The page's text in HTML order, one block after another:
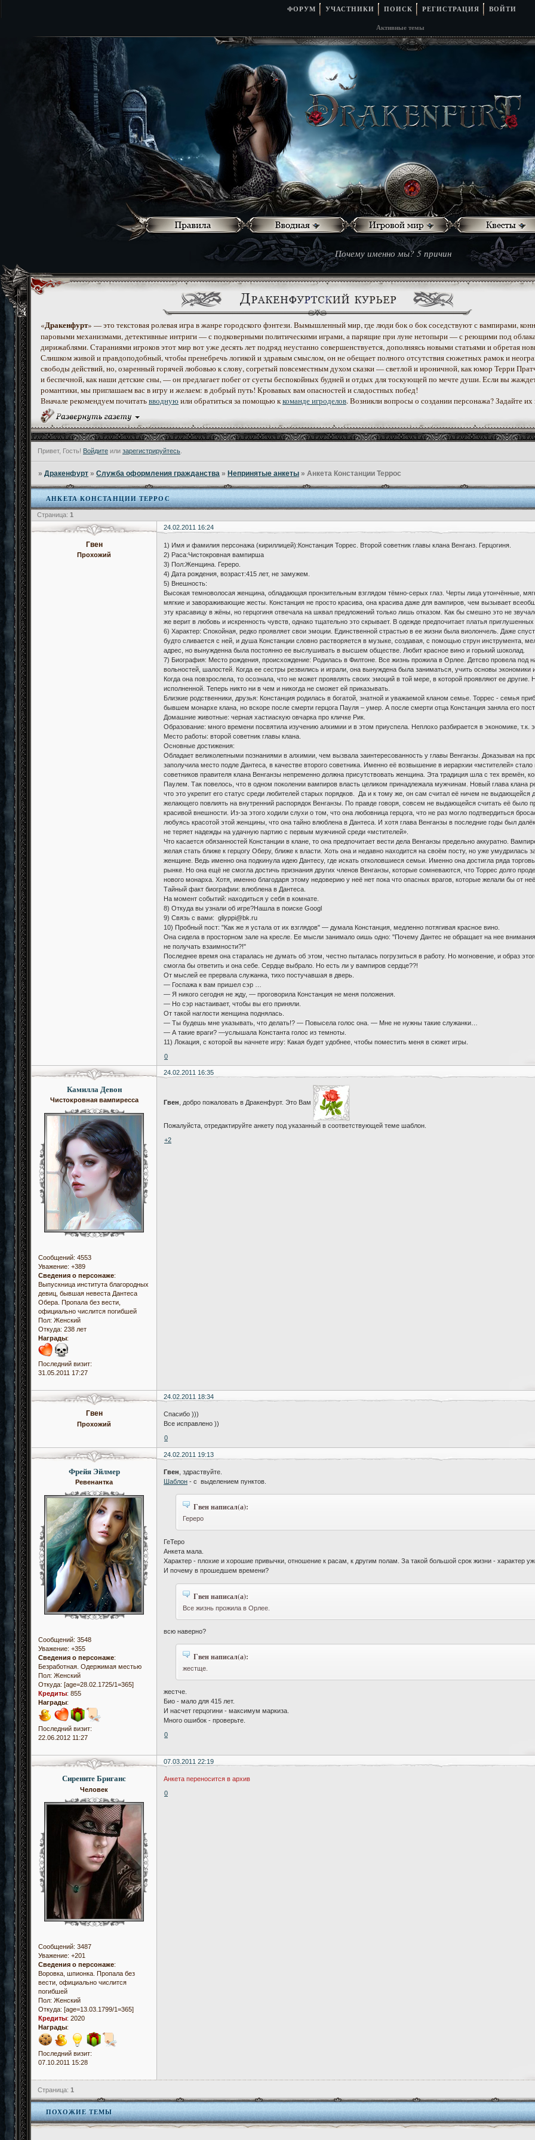
ФОРУМ УЧАСТНИКИ ПОИСК РЕГИСТРАЦИЯ
ВОЙТИ
Активные темы
Почему именно мы? 5 причин
«Дракенфурт» — это текстовая ролевая игра в жанре городского фэнтези. Вымышленный мир, где люди бок о бок соседствуют с вампирами,
паровыми механизмами, детективные интриги — с подковерными политическими играми, а парящие при луне нетопыри — с реющими под
дирижаблями. Стараниями игроков этот мир вот уже десять лет подряд неустанно совершенствуется, дополняясь новыми статьями и обретая
Слишком живой и правдоподобный, чтобы пренебречь логикой и здравым смыслом, он не обещает полного отсутствия сюжетных рамок и
свободы действий, но, озаренный горячей любовью к слову, согретый повсеместным духом сказки — светлой и ироничной, как юмор Терри
и беспечной, как наши детские сны, — он предлагает побег от суеты беспокойных будней и отдых для тоскующей по мечте души. Если вы
романтики, мы приглашаем вас в игру и желаем: в добрый путь! Кровавых вам опасностей и сладостных побед!
Вначале рекомендуем почитатьвводнуюили обратиться за помощью ккоманде игроделов. Возникли вопросы о создании персонажа? Задайте
Привет, Гость! Войдите или зарегистрируйтесь
»Дракенфурт »Служба оформления гражданства » Непринятые анкеты »Анкета Констанции Террос
АНКЕТА КОНСТАНЦИИ ТЕРРОС
Страница: 1
24.02.2011 16:24
Гвен
Прохожий
1) Имя и фамилия персонажа (кириллицей):Констанция Торрес. Второй советник главы клана Венганз. Герцогиня.
2) Раса:Чистокровная вампирша
3) Пол:Женщина. Гереро.
4) Дата рождения, возраст:415 лет, не замужем.
5) Внешность:
Высокая темноволосая женщина, обладающая пронзительным взглядом тёмно-серых глаз. Черты лица утончённые,
мягкие и завораживающие жесты. Констанция не просто красива, она красива даже для вампиров, чем вызывает
эту красавицу в жёны, но герцогиня отвечала на шквал предложений только лишь отказом. Как бы смешно это не
же верит в любовь и искренность чувств, однако тщательно это скрывает. В одежде предпочитает платья
6) Характер: Спокойная, редко проявляет свои эмоции. Единственной страстью в ее жизни была виолончель. Даже
будто сливается с ней, и душа Констанции словно растворяется в музыке, создавая, с помощью струн инструмента,
адрес, но вынужденна была постоянно ее выслушивать в высшем обществе. Любит красное вино и горький шоколад.
7) Биография: Место рождения, происхождение: Родилась в Филтоне. Все жизнь прожила в Орлее. Детсво провела
вольностей, шалостей. Когда ее сестры резвились и играли, она вынуждена была заниматься, учить основы
Когда она повзрослела, то осознала, что не может проявлять своих эмоций в той мере, в которой проявляют ее
исполненной. Теперь никто ни в чем и никогда не сможет ей приказывать.
Близкие родственники, друзья: Констанция родилась в богатой, знатной и уважаемой кланом семье. Торрес - семья
бывшем монархе клана, но вскоре после смерти герцога Пауля – умер. А после смерти отца Констанция заняла его
Домашние животные: черная хастиаскую овчарка про кличке Рик.
Образование: много времени посвятила изучению алхимии и в этом приуспела. Неплохо разбирается в экономике, т.к.
Место работы: второй советник главы клана.
Основные достижения:
Обладает великолепными познаниями в алхимии, чем вызвала заинтересованность у главы Венганзы. Доказывая на
заполучила место подле Дантеса, в качестве второго советника. Именно её возвышение в иерархии «мстителей»
советников правителя клана Венганзы непременно должна присутствовать женщина. Эта традиция шла с тех времён,
Паулем. Так повелось, что в одном поколении вампиров власть целиком принадлежала мужчинам. Новый глава клана
что это укрепит его статус среди любителей старых порядков. Да и к тому же, он сам считал её ничем не выдающейся
желающего повлиять на внутренний распорядок Венганзы. По правде говоря, совсем не выдающейся считать её было
красивой внешности. Из-за этого ходили слухи о том, что она любовница герцога, что не раз могло подтвердиться
любуясь красотой этой женщины, что она тайно влюблена в Дантеса. И хотя глава Венганзы в последние годы был
не теряет надежды на удачную партию с первым мужчиной среди «мстителей».
Что касается обязанностей Констанции в клане, то она предпочитает вести дела Венганзы предельно аккуратно.
желая стать ближе к герцогу Оберу, ближе к власти. Хоть она и недавно находится на своём посту, но уже умудрилась
женщине. Ведь именно она подкинула идею Дантесу, где искать отколовшиеся семьи. Именно она достигла ряда
рынке. Но она ещё не смогла достичь признания других членов Венганзы, которые сомневаются, что Торрес долго
нового монарха. Хотя, именно благодаря этому недоверию у неё нет пока что опасных врагов, которые желали бы от
Тайный факт биографии: влюблена в Дантеса.
На момент событий: находиться у себя в комнате.
8) Откуда вы узнали об игре?Нашла в поиске Googl
9) Связь с вами: gliyppi@bk.ru
10) Пробный пост: "Как же я устала от их взглядов" — думала Констанция, медленно потягивая красное вино.
Она сидела в просторном зале на кресле. Ее мысли занимало оишь одно: "Почему Дантес не обращает на нее
не получать взаимности?!"
Последнее время она старалась не думать об этом, честно пыталась погрузиться в работу. Но могновение, и образ
смогла бы ответить и она себе. Сердце выбрало. Но есть ли у вампиров сердце??!
От мыслей ее прервала служанка, тихо постучавшая в дверь.
— Госпажа к вам пришел сэр …
— Я никого сегодня не жду, — проговорила Констанция не меня положения.
— Но сэр настаивает, чтобы вы его приняли.
От такой наглости женщина поднялась.
— Ты будешь мне указывать, что делать!? — Повысела голос она. — Мне не нужны такие служанки…
— А такие враги? —услышала Константа голос из темноты.
11) Локация, с которой вы начнете игру: Какая будет удобнее, чтобы поместить меня в сюжет игры.
0
24.02.2011 16:35
Камилла Девон
Чистокровная вампиресса
Сообщений: 4553
Уважение: +389
Сведения о персонаже:
Выпускница института благородных
девиц, бывшая невеста Дантеса
Обера. Пропала без вести,
официально числится погибшей
Пол: Женский
Откуда: 238 лет
Награды:
Последний визит:
31.05.2011 17:27
Гвен , добро пожаловать в Дракенфурт. Это Вам
Пожалуйста, отредактируйте анкету под указанный в соответствующей теме шаблон.
+2
24.02.2011 18:34
Гвен
Прохожий
Спасибо )))
Все исправлено ))
0
24.02.2011 19:13
Фрейя Эйлмер
Ревенантка
Сообщений: 3548
Уважение: +355
Сведения о персонаже:
Безработная. Одержимая местью
Пол: Женский
Откуда: [age=28.02.1725/1=365]
Кредиты: 855
Награды:
Последний визит:
22.06.2012 11:27
Гвен , здраствуйте.
Шаблон - с выделением пунктов.
Гвен написал(а):
Гереро
ГеТеро
Анкета мала.
Характер - плохие и хорошие привычки, отношение к расам, к другим полам. За такой большой срок жизни - характер
И почему в прошедшем времени?
Гвен написал(а):
Все жизнь прожила в Орлее.
всю наверно?
Гвен написал(а):
жестще.
жестче.
Био - мало для 415 лет.
И насчет герцогини - максимум маркиза.
Много ошибок - проверьте.
0
07.03.2011 22:19
Сирените Бриганс
Человек
Сообщений: 3487
Уважение: +201
Сведения о персонаже:
Воровка, шпионка. Пропала без
вести, официально числится
погибшей
Пол: Женский
Откуда: [age=13.03.1799/1=365]
Кредиты: 2020
Награды:
Последний визит:
07.10.2011 15:28
Анкета переносится в архив
0
Страница: 1
ПОХОЖИЕ ТЕМЫ